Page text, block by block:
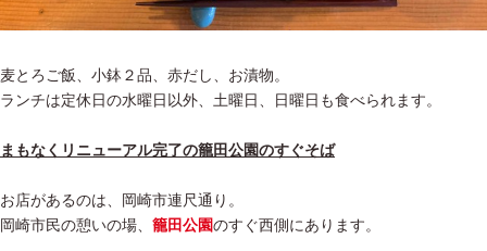
麦とろご飯、小鉢２品、赤だし、お漬物。
ランチは定休日の水曜日以外、土曜日、日曜日も食べられます。
まもなくリニューアル完了の籠田公園のすぐそば
お店があるのは、岡崎市連尺通り。
岡崎市民の憩いの場、 籠田公園のすぐ西側にあります。